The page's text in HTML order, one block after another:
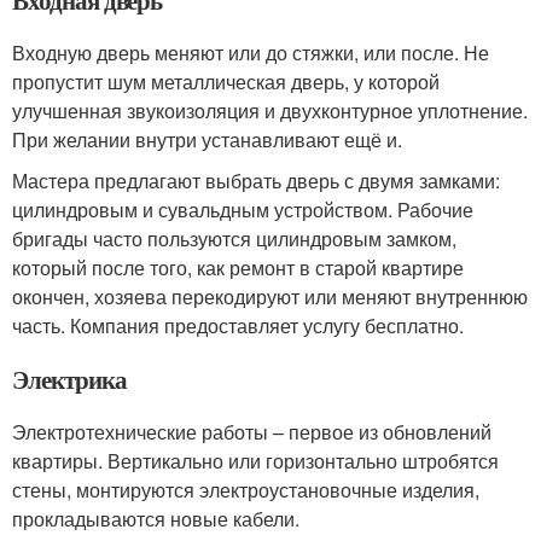
Входную дверь меняют или до стяжки, или после. Не
пропустит шум металлическая дверь, у которой
улучшенная звукоизоляция и двухконтурное уплотнение.
При желании внутри устанавливают ещё и.
Мастера предлагают выбрать дверь с двумя замками:
цилиндровым и сувальдным устройством. Рабочие
бригады часто пользуются цилиндровым замком,
который после того, как ремонт в старой квартире
окончен, хозяева перекодируют или меняют внутреннюю
часть. Компания предоставляет услугу бесплатно.
Электрика
Электротехнические работы – первое из обновлений
квартиры. Вертикально или горизонтально штробятся
стены, монтируются электроустановочные изделия,
прокладываются новые кабели.